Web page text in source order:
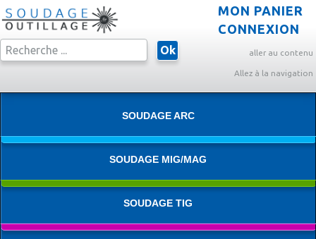
aller au contenu
Allez à la navigation
CONNEXION
MON PANIER
Ok
SOUDAGE ARC
SOUDAGE MIG/MAG
SOUDAGE TIG